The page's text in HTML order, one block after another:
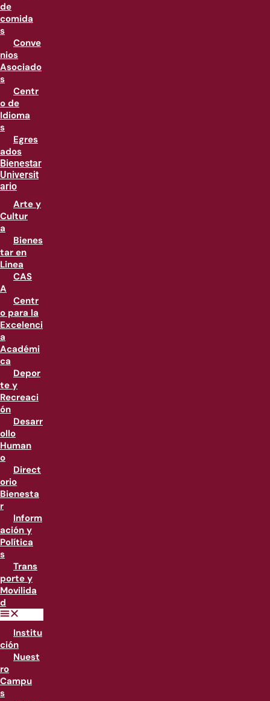
de
comida
s
Conve
nios
Asociado
s
Centr
o de
Idioma
s
Egres
ados
Bienestar
Universit
ario
Arte y
Cultur
a
Bienes
tar en
Linea
CAS
A
Centr
o para la
Excelenci
a
Académi
ca
Depor
te y
Recreaci
ón
Desarr
ollo
Human
o
Direct
orio
Bienesta
r
Inform
ación y
Política
s
Trans
porte y
Movilida
d
Institu
ción
Nuest
ro
Campu
s